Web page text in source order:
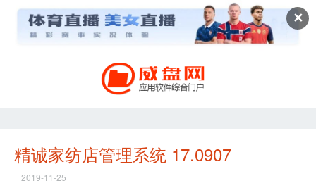
✕
精诚家纺店管理系统 17.0907
2019-11-25